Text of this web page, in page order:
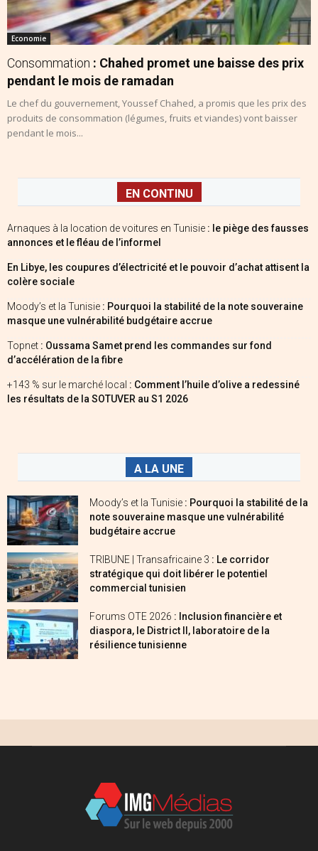
Economie
Consommation : Chahed promet une baisse des prix
pendant le mois de ramadan
Le chef du gouvernement, Youssef Chahed, a promis que les prix des
produits de consommation (légumes, fruits et viandes) vont baisser
pendant le mois...
EN CONTINU
Arnaques à la location de voitures en Tunisie : le piège des fausses
annonces et le fléau de l’informel
En Libye, les coupures d’électricité et le pouvoir d’achat attisent la
colère sociale
Moody’s et la Tunisie : Pourquoi la stabilité de la note souveraine
masque une vulnérabilité budgétaire accrue
Topnet : Oussama Samet prend les commandes sur fond
d’accélération de la fibre
+143 % sur le marché local : Comment l’huile d’olive a redessiné
les résultats de la SOTUVER au S1 2026
A LA UNE
Moody’s et la Tunisie : Pourquoi la stabilité de la
note souveraine masque une vulnérabilité
budgétaire accrue
TRIBUNE | Transafricaine 3 : Le corridor
stratégique qui doit libérer le potentiel
commercial tunisien
Forums OTE 2026 : Inclusion financière et
diaspora, le District II, laboratoire de la
résilience tunisienne